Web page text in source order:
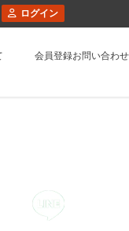
会員登録お問い合わせ
ログイン